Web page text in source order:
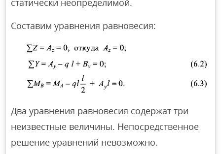
Составим уравнения равновесия:
Два уравнения равновесия содержат три
неизвестные величины. Непосредственное
решение уравнений невозможно.